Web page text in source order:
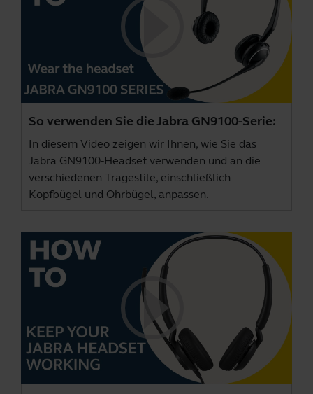
So verwenden Sie die Jabra GN9100-Serie:
In diesem Video zeigen wir Ihnen, wie Sie das
Jabra GN9100-Headset verwenden und an die
verschiedenen Tragestile, einschließlich
Kopfbügel und Ohrbügel, anpassen.